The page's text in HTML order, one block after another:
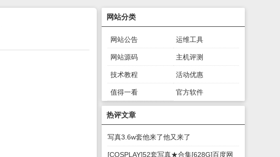
网站分类
网站公告 运维工具
网站源码 主机评测
技术教程 活动优惠
值得一看
绿色软件
官方软件
热评文章
写真3.6w套他来了他又来了
[COSPLAY]52套写真★合集[628G]百度网